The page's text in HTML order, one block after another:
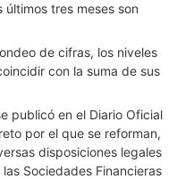
tres meses son
de cifras, los niveles
con la suma de sus
publicó en el Diario Oficial
por el que se reforman,
disposiciones legales
Sociedades Financieras